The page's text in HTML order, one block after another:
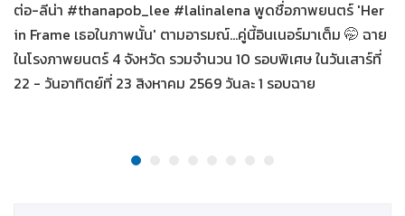
ต่อ-ลีน่า #thanapob_lee #lalinalena พูดชื่อภาพยนตร์ 'Her
in Frame เธอในภาพนั้น' ตามอารมณ์...คู่นี้อินเนอร์มาเต็ม 🤭 ฉาย
ในโรงภาพยนตร์ 4 จังหวัด รวมจำนวน 10 รอบพิเศษ ในวันเสาร์ที่
22 - วันอาทิตย์ที่ 23 สิงหาคม 2569 วันละ 1 รอบฉาย